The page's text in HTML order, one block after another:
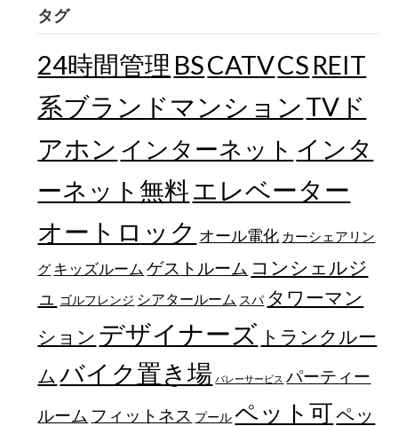
タグ
24時間管理 BSCATVCS REIT
系ブランドマンション TVド
アホン インターネット インタ
ーネット無料エレベーター
オートロック オール電化 カーシェアリン
グ キッズルーム ゲストルーム コンシェルジ
ュ
ゴルフレンジ シアタールーム スパ タワーマン
ション デザイナーズ トランクルー
ム バイク置き場 バレーサービス パーティー
ルーム フィットネス プール ペット可ペッ